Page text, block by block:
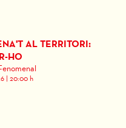
AL TERRITORI:
HO
|20:00 h